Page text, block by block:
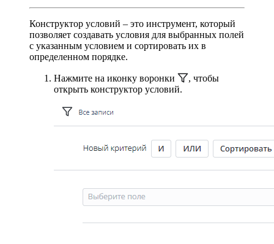
Конструктор условий – это инструмент, который
позволяет создавать условия для выбранных полей
с указанным условием и сортировать их в
определенном порядке.
Нажмите на иконку воронки
, чтобы
открыть конструктор условий.